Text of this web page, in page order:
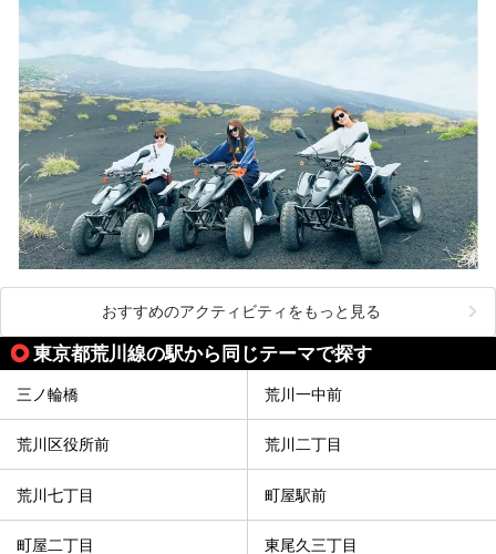
おすすめのアクティビティをもっと見る
東京都荒川線の駅から同じテーマで探す
三ノ輪橋 荒川一中前
荒川区役所前 荒川二丁目
荒川七丁目 町屋駅前
町屋二丁目 東尾久三丁目